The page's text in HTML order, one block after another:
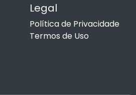
Legal
Política de Privacidade
Termos de Uso